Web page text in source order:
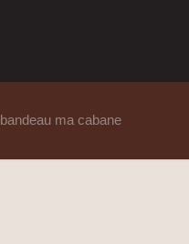
bandeau ma cabane